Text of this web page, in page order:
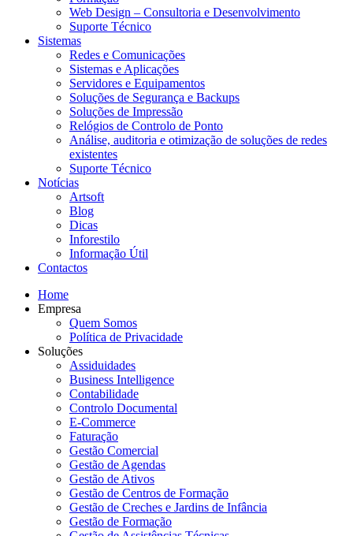
Web Design – Consultoria e Desenvolvimento
Suporte Técnico
Sistemas
Redes e Comunicações
Sistemas e Aplicações
Servidores e Equipamentos
Soluções de Segurança e Backups
Soluções de Impressão
Relógios de Controlo de Ponto
Análise, auditoria e otimização de soluções de redes
existentes
Suporte Técnico
Notícias
Artsoft
Blog
Dicas
Inforestilo
Informação Útil
Contactos
Home
Empresa
Quem Somos
Política de Privacidade
Soluções
Assiduidades
Business Intelligence
Contabilidade
Controlo Documental
E-Commerce
Faturação
Gestão Comercial
Gestão de Agendas
Gestão de Ativos
Gestão de Centros de Formação
Gestão de Creches e Jardins de Infância
Gestão de Formação